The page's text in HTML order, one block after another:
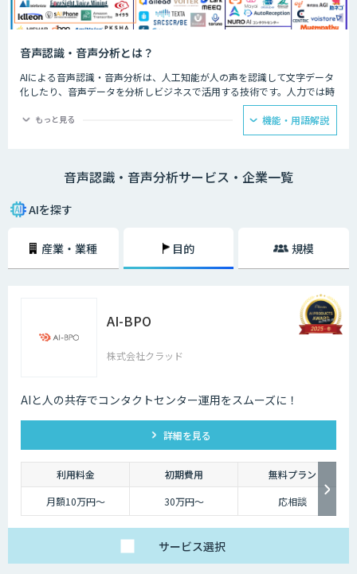
音声認識・音声分析とは？
AIによる音声認識・音声分析は、人工知能が人の声を認識して文字データ
化したり、音声データを分析しビジネスで活用する技術です。人力では時
間と労力がかかる議事録の文字起こしやお客様との通話データ分析などを
AIが代行してくれます。
はお客様との通話記録を自動的にテキスト化するなど様々な場面で活用で
もっと見る 機能・用語解説
音声認識・音声分析サービス・企業一覧
AIを探す
産業・業種 目的 規模
AI-BPO
株式会社クラッド
AIと人の共存でコンタクトセンター運用をスムーズに！
詳細を見る
利用料金 初期費用
無料プラン
月額10万円〜
30万円〜 応相談
サービス選択